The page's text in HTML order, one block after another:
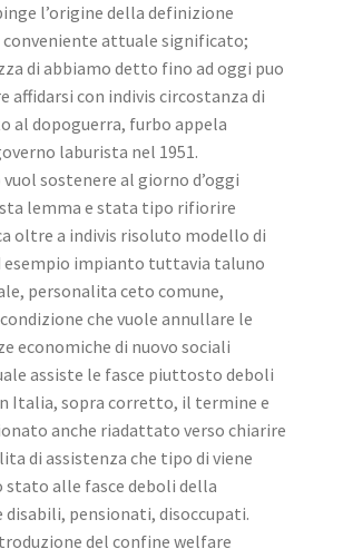
l’origine della definizione
conveniente attuale significato;
di abbiamo detto fino ad oggi puo
affidarsi con indivis circostanza di
al dopoguerra, furbo appela
laburista nel 1951.
sostenere al giorno d’oggi
lemma e stata tipo rifiorire
oltre a indivis risoluto modello di
esempio impianto tuttavia taluno
personalita ceto comune,
che vuole annullare le
economiche di nuovo sociali
assiste le fasce piuttosto deboli
Italia, sopra corretto, il termine e
anche riadattato verso chiarire
di assistenza che tipo di viene
alle fasce deboli della
disabili, pensionati, disoccupati.
del confine welfare